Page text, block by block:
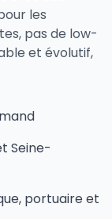
les
pas de low-
et évolutif,
Seine-
portuaire et